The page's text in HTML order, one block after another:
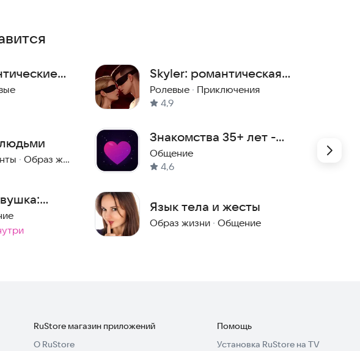
· Образ жизни
истории
Skyler: романтическая
новелла 18+
Ролевые · Приключения
4,9
Знакомства 35+ лет -
CosmicLove
Общение
4,6
Язык тела и жесты
Образ жизни · Общение
RuStore магазин приложений
О RuStore
Помощь
Установка RuStore на TV